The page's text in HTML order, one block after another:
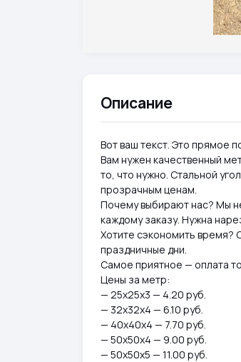
Описание
Вот ваш текст. Это прямое
Вам нужен качественный
то, что нужно. Стальной
прозрачным ценам.
Почему выбирают нас? Мы
каждому заказу. Нужна
Хотите сэкономить время?
праздничные дни.
Самое приятное — оплата
Цены за метр:
— 25х25х3 — 4.20 руб.
— 32х32х4 — 6.10 руб.
— 40х40х4 — 7.70 руб.
— 50х50х4 — 9.00 руб.
— 50х50х5 — 11.00 руб.